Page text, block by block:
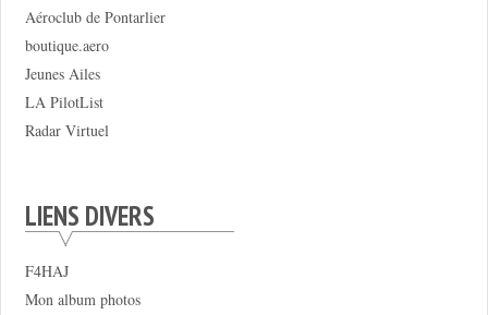
Aéroclub de Pontarlier
boutique.aero
Jeunes Ailes
LA PilotList
Radar Virtuel
LIENS DIVERS
F4HAJ
Mon album photos